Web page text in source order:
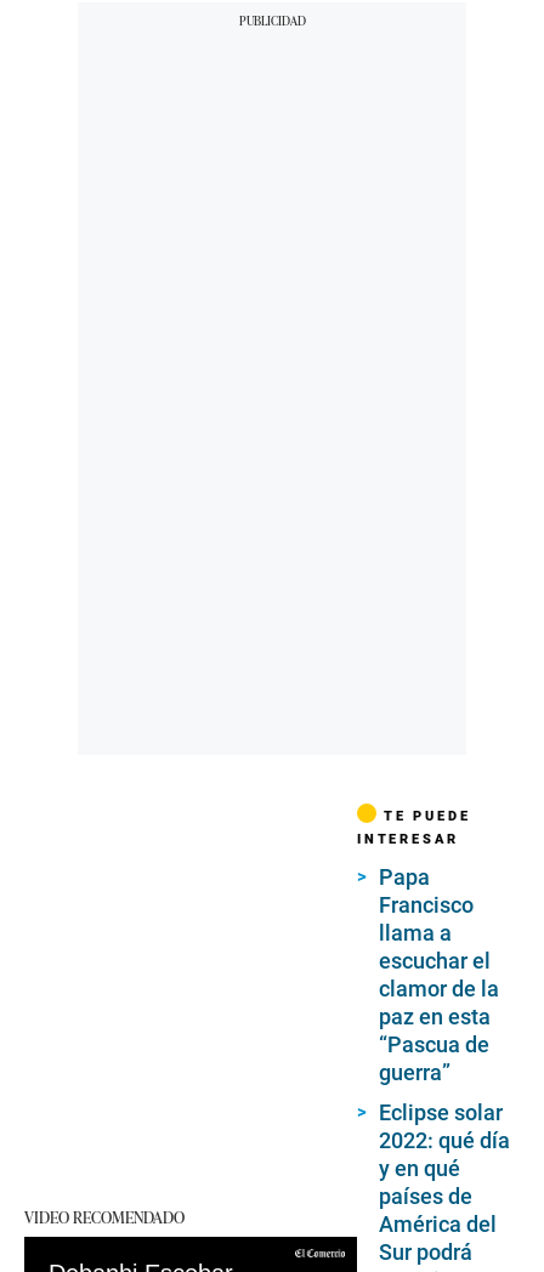
VIDEO RECOMENDADO
TE PUEDE
INTERESAR
Papa
Francisco
llama a
escuchar el
clamor de la
paz en esta
“Pascua de
guerra”
Eclipse solar
2022: qué día
y en qué
países de
América del
Sur podrá